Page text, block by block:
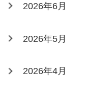
2026年6月
2026年5月
2026年4月